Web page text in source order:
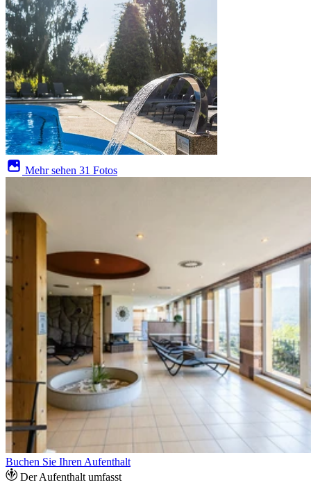
Mehr sehen 31 Fotos
Buchen Sie Ihren Aufenthalt
Der Aufenthalt umfasst